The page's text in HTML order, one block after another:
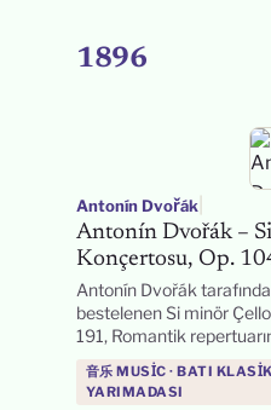
1896
Antonín Dvořák|
Antonín Dvořák –
Konçertosu, Op.
Antonín Dvořák
bestelenen Si minör
191, Romantik
音乐 MUSIC · BATI
YARIMADASI